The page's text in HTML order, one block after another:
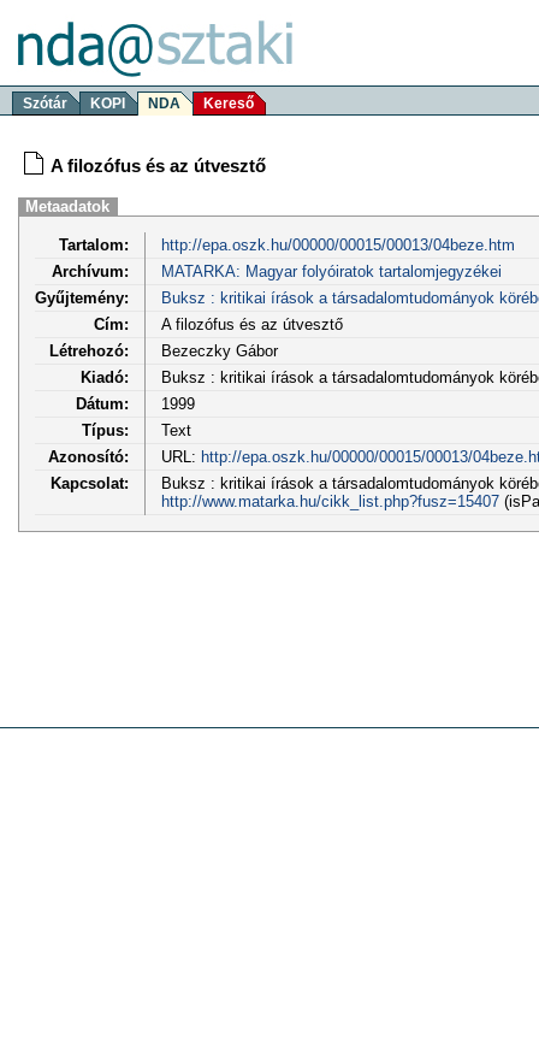
Szótár KOPI NDA Kereső
A filozófus és az útvesztő
Metaadatok
Tartalom:
http://epa.oszk.hu/00000/00015/00013/04beze.htm
Archívum:
MATARKA: Magyar folyóiratok tartalomjegyzékei
Gyűjtemény:
Buksz : kritikai írások a társadalomtudományok
Cím:
A filozófus és az útvesztő
Létrehozó:
Bezeczky Gábor
Kiadó:
Buksz : kritikai írások a társadalomtudományok
Dátum:
1999
Típus:
Text
Azonosító:
URL: http://epa.oszk.hu/00000/00015/00013/
Kapcsolat:
Buksz : kritikai írások a társadalomtudományok
http://www.matarka.hu/cikk_list.php?fusz=15407